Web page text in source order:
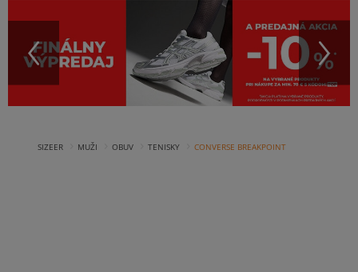
SIZEER MUŽI OBUV TENISKY CONVERSE BREAKPOINT